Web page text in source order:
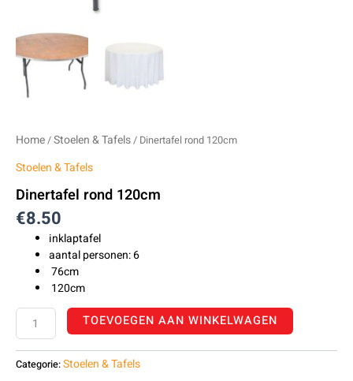
Home/Stoelen & Tafels/ Dinertafel rond 120cm
Stoelen & Tafels
Dinertafel rond 120cm
€8.50
inklaptafel
aantal personen: 6
76cm
120cm
TOEVOEGEN AAN WINKELWAGEN
Categorie:Stoelen & Tafels